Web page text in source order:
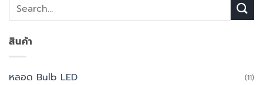
สินค้า
หลอด Bulb LED (11)